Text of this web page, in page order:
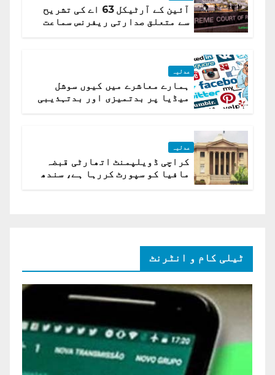
آئین کے آرٹیکل 63 اے کی تشریح
سے متعلق صدارتی ریفرنس سماعت
عدلیہ
ہمارے معاشرے میں کیوں سوشل
میڈیا پر بدتمیزی اور بدتہذیبی
عدلیہ
کراچی ڈویلپمنٹ اتھارٹی قبضہ
مافیا کو سپورٹ کررہا ہے، سندھ
ٹیلی کام و انٹرنٹ